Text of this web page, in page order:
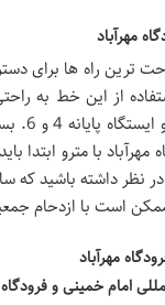
مهرآباد
از این خط به
است:
در نظر داشته باشید
است با ازدحام
مهرآباد
امام خمینی و